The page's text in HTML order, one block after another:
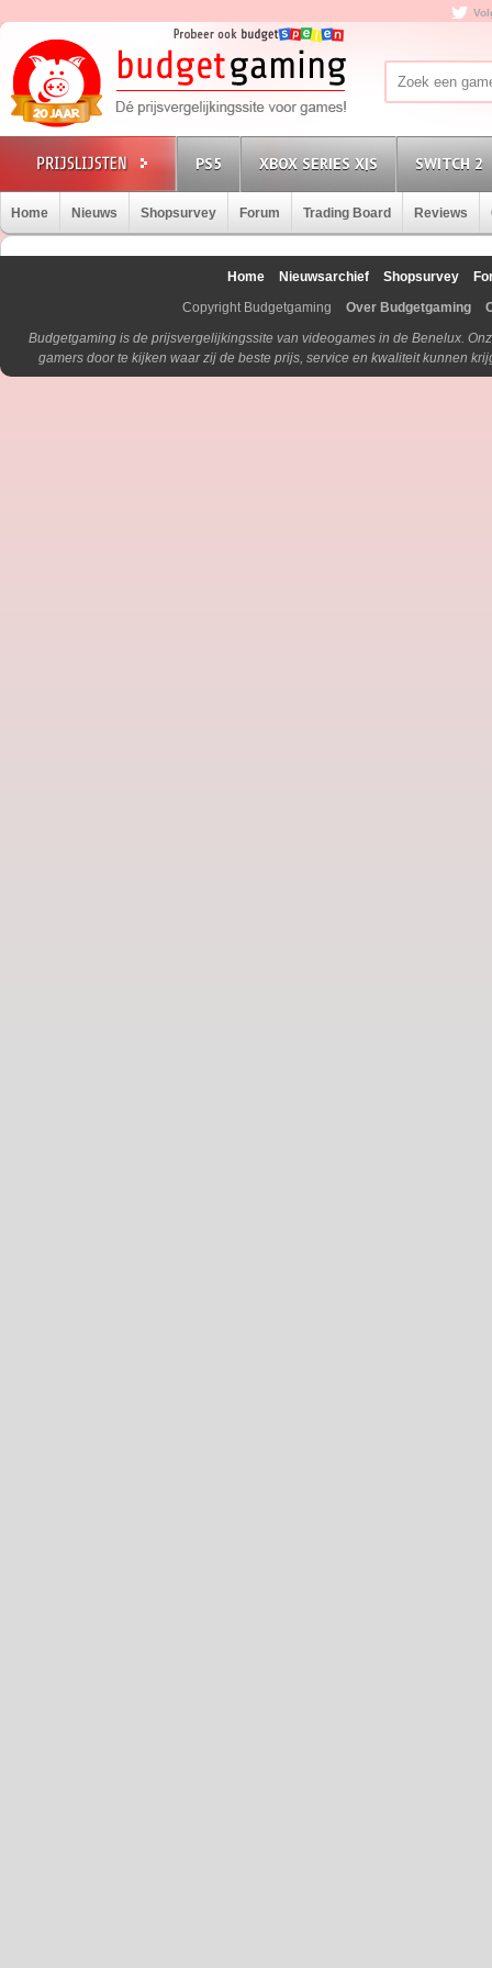
PS5 XBOX SERIES X|S SWITCH 2
Home Nieuws Shopsurvey Forum Trading Board Reviews
Home Nieuwsarchief Shopsurvey
Copyright Budgetgaming
Over Budgetgaming
Budgetgaming is de prijsvergelijkingssite van videogames in de Benelux.
gamers door te kijken waar zij de beste prijs, service en kwaliteit kunnen